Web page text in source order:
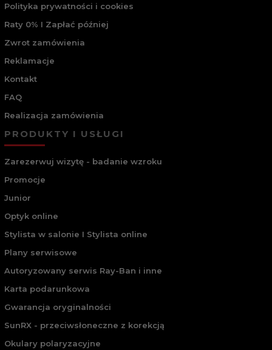
Polityka prywatności i cookies
Raty 0% I Zapłać później
Zwrot zamówienia
Reklamacje
Kontakt
FAQ
Realizacja zamówienia
PRODUKTY I USŁUGI
Zarezerwuj wizytę - badanie wzroku
Promocje
Junior
Optyk online
Stylista w salonie I Stylista online
Plany serwisowe
Autoryzowany serwis Ray-Ban i inne
Karta podarunkowa
Gwarancja oryginalności
SunRX - przeciwsłoneczne z korekcją
Okulary polaryzacyjne